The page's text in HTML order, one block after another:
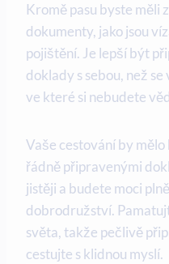
Kromě pasu byste měli
dokumenty, jako jsou
pojištění. Je lepší být
doklady s sebou, než
ve které si nebudete
Vaše cestování by mělo
řádně připravenými
jistěji a budete moci
dobrodružství.
světa, takže pečlivě
cestujte s klidnou myslí.